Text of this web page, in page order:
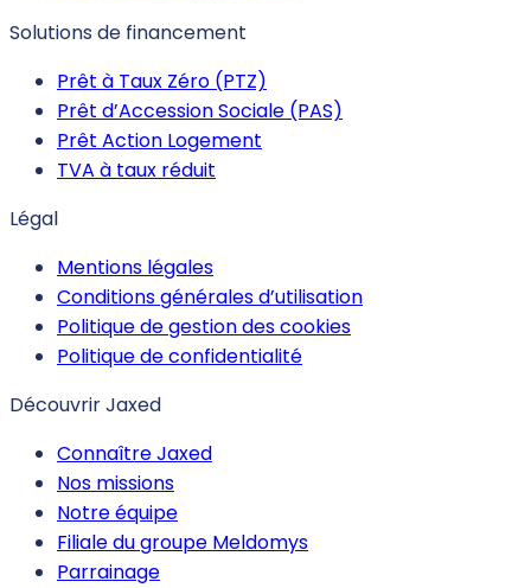
Solutions de financement
Prêt à Taux Zéro (PTZ)
Prêt d’Accession Sociale (PAS)
Prêt Action Logement
TVA à taux réduit
Légal
Mentions légales
Conditions générales d’utilisation
Politique de gestion des cookies
Politique de confidentialité
Découvrir Jaxed
Connaître Jaxed
Nos missions
Notre équipe
Filiale du groupe Meldomys
Parrainage